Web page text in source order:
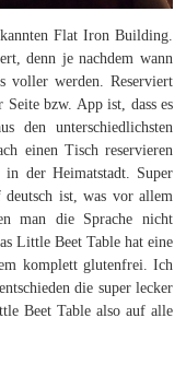
Flat Iron Building.
denn je nachdem wann
voller werden. Reserviert
Seite bzw. App ist, dass es
den unterschiedlichsten
einen Tisch reservieren
der Heimatstadt. Super
deutsch ist, was vor allem
man die Sprache nicht
Little Beet Table hat eine
komplett glutenfrei. Ich
die super lecker
Beet Table also auf alle